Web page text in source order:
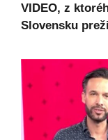
VIDEO, z
Slovensku